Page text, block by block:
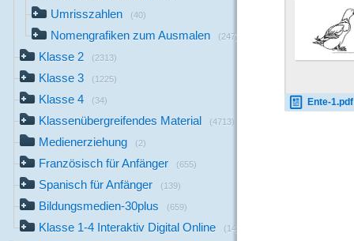
Umrisszahlen (40)
Nomengrafiken zum Ausmalen (247)
Klasse 2 (2313)
Klasse 3 (1225)
Klasse 4 (34)
Klassenübergreifendes Material (4713)
Medienerziehung (2)
Französisch für Anfänger (655)
Spanisch für Anfänger (139)
Bildungsmedien-30plus (659)
Klasse 1-4 Interaktiv Digital Online (14)
Ente-1.pdf